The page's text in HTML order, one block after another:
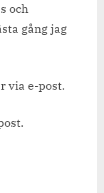
och
gång jag
via e-post.